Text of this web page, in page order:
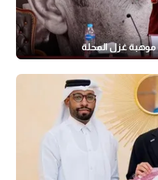
غزل المحلة